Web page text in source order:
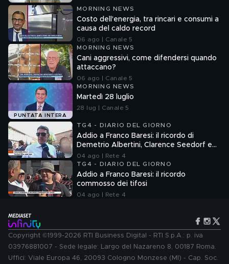
MORNING NEWS
Costo dell'energia, tra rincari e consumi a
causa del caldo record
06 ago | Canale 5
MORNING NEWS
Cani aggressivi, come difendersi quando
attaccano?
06 ago | Canale 5
PUNTATA INTERA
MORNING NEWS
Martedì 28 luglio
28 lug | Canale 5
TG4 - DIARIO DEL GIORNO
Addio a Franco Baresi: il ricordo di
Demetrio Albertini, Clarence Seedorf e
Giovanni Galli
04 ago | Rete 4
TG4 - DIARIO DEL GIORNO
Addio a Franco Baresi: il ricordo
commosso dei tifosi
04 ago | Rete 4
Copyright ©1999-2026 RTI Business Digital - RTI S.p.A.: p. iva
03976881007 - Sede legale: Largo del Nazareno 8, 00187 Roma.
Uffici: Viale Europa 46, 20093 Cologno Monzese (MI) - Cap. Soc.